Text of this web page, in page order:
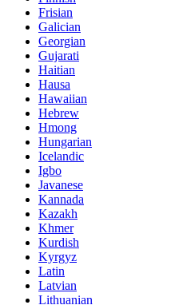
Frisian
Galician
Georgian
Gujarati
Haitian
Hausa
Hawaiian
Hebrew
Hmong
Hungarian
Icelandic
Igbo
Javanese
Kannada
Kazakh
Khmer
Kurdish
Kyrgyz
Latin
Latvian
Lithuanian